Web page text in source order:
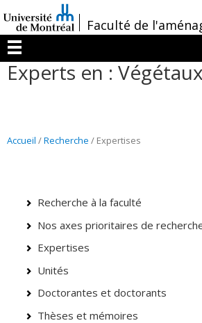
au
contenu
/Faculté de
Menu
Experts en : Végétaux
Accueil /Recherche / Expertises
Recherche à la faculté
Nos axes prioritaires de
Expertises
Unités
Doctorantes et doctorants
Thèses et mémoires